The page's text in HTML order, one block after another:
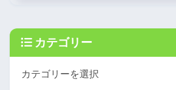
カテゴリー